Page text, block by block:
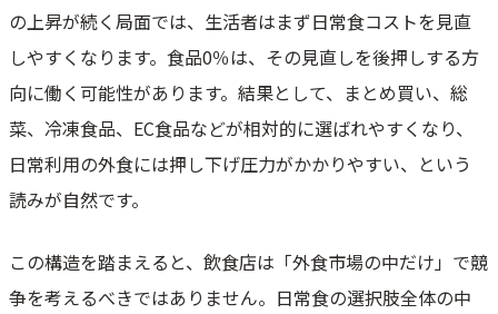
の上昇が続く局面では、生活者はまず日常食コストを見直
しやすくなります。食品0％は、その見直しを後押しする方
向に働く可能性があります。結果として、まとめ買い、総
菜、冷凍食品、EC食品などが相対的に選ばれやすくなり、
日常利用の外食には押し下げ圧力がかかりやすい、という
読みが自然です。
この構造を踏まえると、飲食店は「外食市場の中だけ」で競
争を考えるべきではありません。日常食の選択肢全体の中